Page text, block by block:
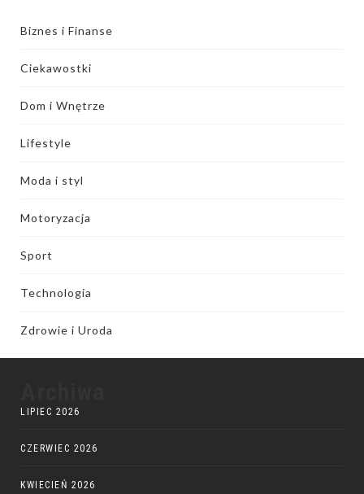
Biznes i Finanse
Ciekawostki
Dom i Wnętrze
Lifestyle
Moda i styl
Motoryzacja
Sport
Technologia
Zdrowie i Uroda
LIPIEC 2026
CZERWIEC 2026
KWIECIEŃ 2026